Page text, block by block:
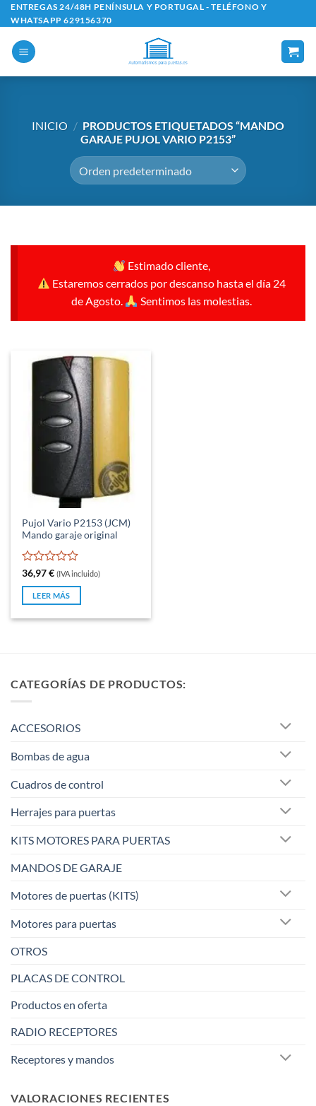
Saltar
al
contenido
ENTREGAS 24/48H PENÍNSULA Y PORTUGAL - TELÉFONO Y
WHATSAPP 629156370
INICIO / PRODUCTOS ETIQUETADOS “MANDO
GARAJE PUJOL VARIO P2153”
Estimado cliente,
Estaremos cerrados por descanso hasta el día 24
de Agosto.
Sentimos las molestias.
Pujol Vario P2153 (JCM)
Mando garaje original
Valorado
con
de
5
36,97€ (IVA incluido)
LEER MÁS
CATEGORÍAS DE PRODUCTOS:
ACCESORIOS
Bombas de agua
Cuadros de control
Herrajes para puertas
KITS MOTORES PARA PUERTAS
MANDOS DE GARAJE
Motores de puertas (KITS)
Motores para puertas
OTROS
PLACAS DE CONTROL
Productos en oferta
RADIO RECEPTORES
Receptores y mandos
VALORACIONES RECIENTES